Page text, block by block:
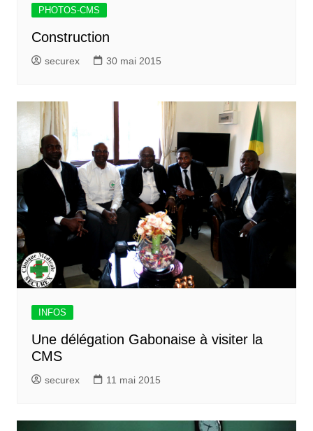
PHOTOS-CMS
Construction
securex 30 mai 2015
INFOS
Une délégation Gabonaise à visiter la
CMS
securex 11 mai 2015